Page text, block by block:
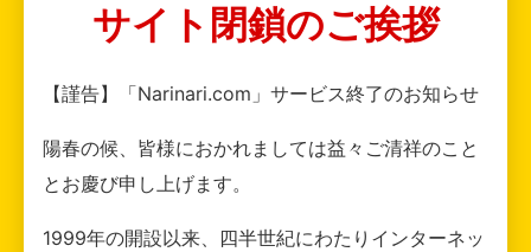
サイト閉鎖のご挨拶
【謹告】「Narinari.com」サービス終了のお知らせ
陽春の候、皆様におかれましては益々ご清祥のこと
とお慶び申し上げます。
1999年の開設以来、四半世紀にわたりインターネッ